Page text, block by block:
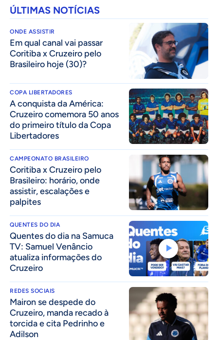
ÚLTIMAS NOTÍCIAS
ONDE ASSISTIR
Em qual canal vai passar
Coritiba x Cruzeiro pelo
Brasileiro hoje (30)?
COPA LIBERTADORES
A conquista da América:
Cruzeiro comemora 50 anos
do primeiro título da Copa
Libertadores
CAMPEONATO BRASILEIRO
Coritiba x Cruzeiro pelo
Brasileiro: horário, onde
assistir, escalações e
palpites
QUENTES DO DIA
Quentes do dia na Samuca
TV: Samuel Venâncio
atualiza informações do
Cruzeiro
REDES SOCIAIS
Mairon se despede do
Cruzeiro, manda recado à
torcida e cita Pedrinho e
Adilson